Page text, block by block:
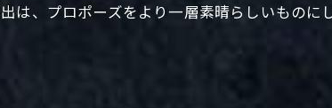
プラン
は、プロポーズをより一層素晴らしいものに